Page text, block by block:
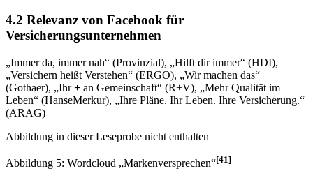
4.2 Relevanz von Facebook für
Versicherungsunternehmen
„Immer da, immer nah“ (Provinzial), „Hilft dir immer“ (HDI),
„Versichern heißt Verstehen“ (ERGO), „Wir machen das“
(Gothaer), „Ihr+ an Gemeinschaft“ (R+V), „Mehr Qualität im
Leben“ (HanseMerkur), „Ihre Pläne. Ihr Leben. Ihre Versicherung.“
(ARAG)
Abbildung in dieser Leseprobe nicht enthalten
Abbildung 5: Wordcloud „Markenversprechen“[41]